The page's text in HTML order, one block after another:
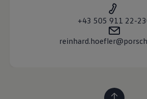
+43 505 911 22-